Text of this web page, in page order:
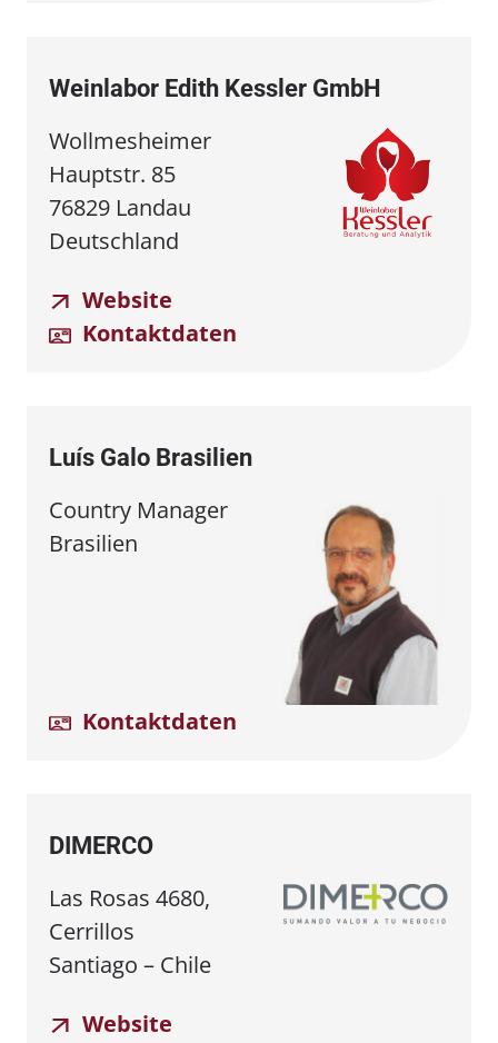
Weinlabor Edith Kessler GmbH
Wollmesheimer
Hauptstr. 85
76829 Landau
Deutschland
Website
Kontaktdaten
Luís Galo Brasilien
Country Manager
Brasilien
Kontaktdaten
DIMERCO
Las Rosas 4680,
Cerrillos
Santiago – Chile
Website